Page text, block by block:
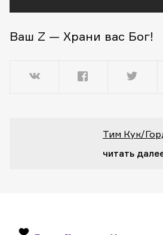
Ваш Z — Храни вас Бог!
Тим Кук/
читать